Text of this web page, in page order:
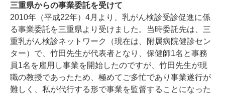
三重県からの事業委託を受けて
2010年（平成22年）4月より、乳がん検診受診促進に係
る事業委託を三重県より受けました。当時委託先は、三
重乳がん検診ネットワーク（現在は、附属病院健診セン
ター）で、竹田先生が代表者となり、保健師1名と事務
員1名を雇用し事業を開始したのですが、竹田先生が現
職の教授であったため、極めてご多忙であり事業遂行が
難しく、私が代行する形で事業を監督することになった